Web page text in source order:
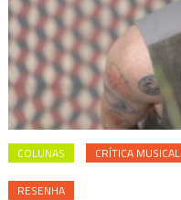
COLUNAS CRÍTICA MUSICAL
RESENHA